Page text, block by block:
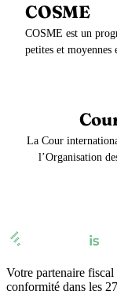
COSME
COSME est un
petites et
La Cour
l’Organisation
Votre partenaire
conformité dans les